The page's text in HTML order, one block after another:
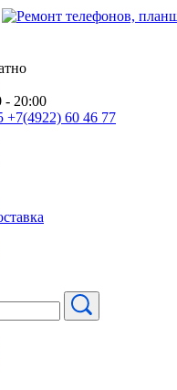
- 20:00
+7(4922) 60 46 77